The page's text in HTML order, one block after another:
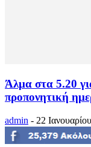
Άλμα στα 5.20
προπονητική
admin - 22